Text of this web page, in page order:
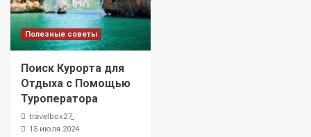
Полезные советы
Поиск Курорта для
Отдыха с Помощью
Туроператора
travelbox27_
15 июля 2024